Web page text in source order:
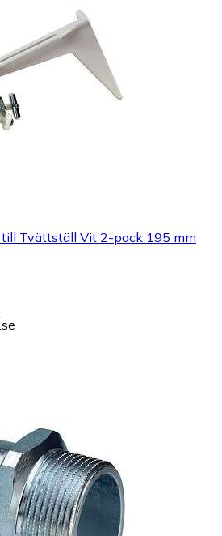
till Tvättställ Vit 2-pack 195 mm